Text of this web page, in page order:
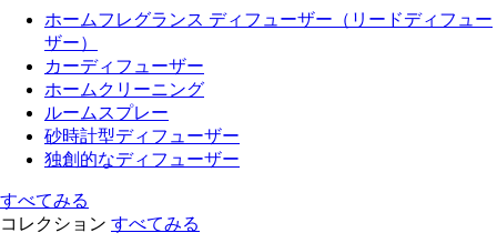
ホームフレグランス ディフューザー（リードディフュー
ザー）
カーディフューザー
ホームクリーニング
ルームスプレー
砂時計型ディフューザー
独創的なディフューザー
すべてみる
コレクション すべてみる